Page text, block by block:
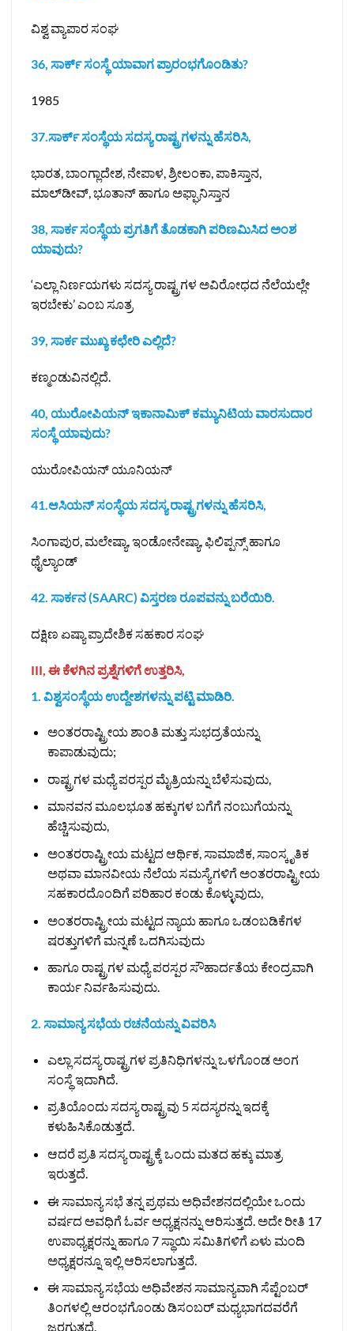
ವಿಶ್ವ ವ್ಯಾಪಾರ ಸಂಘ
36, ಸಾರ್ಕ್ ಸಂಸ್ಥೆ ಯಾವಾಗ ಪ್ರಾರಂಭಗೊಂಡಿತು?
1985
37.ಸಾರ್ಕ್ ಸಂಸ್ಥೆಯ ಸದಸ್ಯ ರಾಷ್ಟ್ರಗಳನ್ನು ಹೆಸರಿಸಿ,
ಭಾರತ, ಬಾಂಗ್ಲಾದೇಶ, ನೇಪಾಳ, ಶ್ರೀಲಂಕಾ, ಪಾಕಿಸ್ತಾನ,
ಮಾಲ್‌ಡೀವ್, ಭೂತಾನ್ ಹಾಗೂ ಅಫ್ಘಾನಿಸ್ತಾನ
38, ಸಾರ್ಕ ಸಂಸ್ಥೆಯ ಪ್ರಗತಿಗೆ ತೊಡಕಾಗಿ ಪರಿಣಮಿಸಿದ ಅಂಶ
ಯಾವುದು?
‘ಎಲ್ಲಾ ನಿರ್ಣಯಗಳು ಸದಸ್ಯ ರಾಷ್ಟ್ರಗಳ ಅವಿರೋಧದ ನೆಲೆಯಲ್ಲೇ
ಇರಬೇಕು’ ಎಂಬ ಸೂತ್ರ
39, ಸಾರ್ಕ ಮುಖ್ಯ ಕಛೇರಿ ಎಲ್ಲಿದೆ?
ಕಣ್ಮಂಡುವಿನಲ್ಲಿದೆ.
40, ಯುರೋಪಿಯನ್ ಇಕಾನಾಮಿಕ್ ಕಮ್ಯುನಿಟಿಯ ವಾರಸುದಾರ
ಸಂಸ್ಥೆ ಯಾವುದು?
ಯುರೋಪಿಯನ್ ಯೂನಿಯನ್
41.ಆಸಿಯನ್ ಸಂಸ್ಥೆಯ ಸದಸ್ಯ ರಾಷ್ಟ್ರಗಳನ್ನು ಹೆಸರಿಸಿ,
ಸಿಂಗಾಪುರ, ಮಲೇಷ್ಯಾ, ಇಂಡೋನೇಷ್ಯಾ, ಫಿಲಿಪ್ಪನ್ಸ್ ಹಾಗೂ
ಥೈಲ್ಯಾಂಡ್
42. ಸಾರ್ಕನ (SAARC) ವಿಸ್ತರಣ ರೂಪವನ್ನು ಬರೆಯಿರಿ.
ದಕ್ಷಿಣ ಏಷ್ಯಾ ಪ್ರಾದೇಶಿಕ ಸಹಕಾರ ಸಂಘ
III, ಈ ಕೆಳಗಿನ ಪ್ರಶ್ನೆಗಳಿಗೆ ಉತ್ತರಿಸಿ,
1. ವಿಶ್ವಸಂಸ್ಥೆಯ ಉದ್ದೇಶಗಳನ್ನು ಪಟ್ಟಿ ಮಾಡಿರಿ.
ಅಂತರರಾಷ್ಟ್ರೀಯ ಶಾಂತಿ ಮತ್ತು ಸುಭದ್ರತೆಯನ್ನು
ಕಾಪಾಡುವುದು;
ರಾಷ್ಟ್ರಗಳ ಮಧ್ಯೆ ಪರಸ್ಪರ ಮೈತ್ರಿಯನ್ನು ಬೆಳೆಸುವುದು,
ಮಾನವನ ಮೂಲಭೂತ ಹಕ್ಕುಗಳ ಬಗೆಗೆ ನಂಬುಗೆಯನ್ನು
ಹೆಚ್ಚಿಸುವುದು,
ಅಂತರರಾಷ್ಟ್ರೀಯ ಮಟ್ಟದ ಆರ್ಥಿಕ, ಸಾಮಾಜಿಕ, ಸಾಂಸ್ಕೃತಿಕ
ಅಥವಾ ಮಾನವೀಯ ನೆಲೆಯ ಸಮಸ್ಯೆಗಳಿಗೆ ಅಂತರರಾಷ್ಟ್ರೀಯ
ಸಹಕಾರದೊಂದಿಗೆ ಪರಿಹಾರ ಕಂಡು ಕೊಳ್ಳುವುದು,
ಅಂತರರಾಷ್ಟ್ರೀಯ ಮಟ್ಟದ ನ್ಯಾಯ ಹಾಗೂ ಒಡಂಬಡಿಕೆಗಳ
ಷರತ್ತುಗಳಿಗೆ ಮನ್ನಣೆ ಒದಗಿಸುವುದು
ಹಾಗೂ ರಾಷ್ಟ್ರಗಳ ಮಧ್ಯೆ ಪರಸ್ಪರ ಸೌಹಾರ್ದತೆಯ ಕೇಂದ್ರವಾಗಿ
ಕಾರ್ಯ ನಿರ್ವಹಿಸುವುದು.
2. ಸಾಮಾನ್ಯ ಸಭೆಯ ರಚನೆಯನ್ನು ವಿವರಿಸಿ
ಎಲ್ಲಾ ಸದಸ್ಯ ರಾಷ್ಟ್ರಗಳ ಪ್ರತಿನಿಧಿಗಳನ್ನು ಒಳಗೊಂಡ ಅಂಗ
ಸಂಸ್ಥೆ ಇದಾಗಿದೆ.
ಪ್ರತಿಯೊಂದು ಸದಸ್ಯ ರಾಷ್ಟ್ರವು 5 ಸದಸ್ಯರನ್ನು ಇದಕ್ಕೆ
ಕಳುಹಿಸಿಕೊಡುತ್ತದೆ.
ಆದರೆ ಪ್ರತಿ ಸದಸ್ಯ ರಾಷ್ಟ್ರಕ್ಕೆ ಒಂದು ಮತದ ಹಕ್ಕು ಮಾತ್ರ
ಇರುತ್ತದೆ.
ಈ ಸಾಮಾನ್ಯ ಸಭೆ ತನ್ನ ಪ್ರಥಮ ಅಧಿವೇಶನದಲ್ಲಿಯೇ ಒಂದು
ವರ್ಷದ ಅವಧಿಗೆ ಓರ್ವ ಅಧ್ಯಕ್ಷನನ್ನು ಆರಿಸುತ್ತದೆ. ಅದೇ ರೀತಿ 17
ಉಪಾಧ್ಯಕ್ಷರನ್ನು ಹಾಗೂ 7 ಸ್ಥಾಯಿ ಸಮಿತಿಗಳಿಗೆ ಏಳು ಮಂದಿ
ಅಧ್ಯಕ್ಷರನ್ನೂ ಇಲ್ಲಿ ಆರಿಸಲಾಗುತ್ತದೆ.
ಈ ಸಾಮಾನ್ಯ ಸಭೆಯ ಅಧಿವೇಶನ ಸಾಮಾನ್ಯವಾಗಿ ಸೆಪ್ಟೆಂಬರ್
ತಿಂಗಳಲ್ಲಿ ಆರಂಭಗೊಂಡು ಡಿಸಂಬರ್ ಮಧ್ಯಭಾಗದವರೆಗೆ
ಜರಗುತ್ತದೆ.